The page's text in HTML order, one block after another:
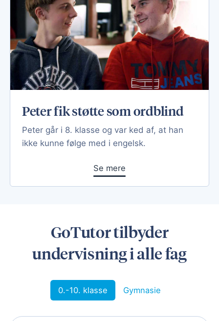
Peter fik støtte som ordblind
Peter går i 8. klasse og var ked af, at han
ikke kunne følge med i engelsk.
Se mere
GoTutor tilbyder
undervisning i alle fag
0.-10. klasse Gymnasie